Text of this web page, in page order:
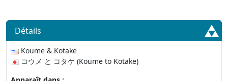
Détails
Koume & Kotake
コウメ と コタケ (Koume to Kotake)